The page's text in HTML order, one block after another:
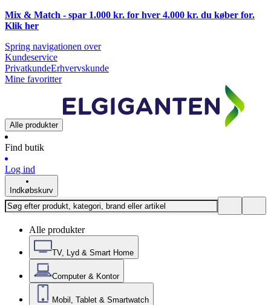
Mix & Match - spar 1.000 kr. for hver 4.000 kr. du køber for.
Klik her
Spring navigationen over
Kundeservice
PrivatkundeErhvervskunde
Mine favoritter
Alle produkter
Find butik
Log ind
Indkøbskurv
Alle produkter
TV, Lyd & Smart Home
Computer & Kontor
Mobil, Tablet & Smartwatch